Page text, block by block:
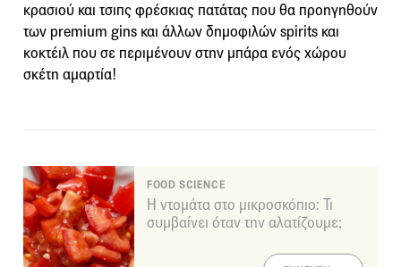
κρασιού και τσιπς φρέσκιας πατάτας που θα προηγηθούν
των premium gins και άλλων δημοφιλών spirits και
κοκτέιλ που σε περιμένουν στην μπάρα ενός χώρου
σκέτη αμαρτία!
FOOD SCIENCE
Η ντομάτα στο μικροσκόπιο: Τι
συμβαίνει όταν την αλατίζουμε;